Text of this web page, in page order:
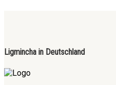
Ligmincha in Deutschland